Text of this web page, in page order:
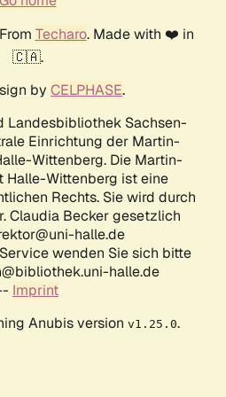
Techaro. Made with ❤️ in
🇨🇦.
by CELPHASE.
Landesbibliothek Sachsen-
Einrichtung der Martin-
Wittenberg. Die Martin-
Halle-Wittenberg ist eine
Rechts. Sie wird durch
Claudia Becker gesetzlich
halle.de
wenden Sie sich bitte
halle.de
Imprint
Anubis version v1.25.0.